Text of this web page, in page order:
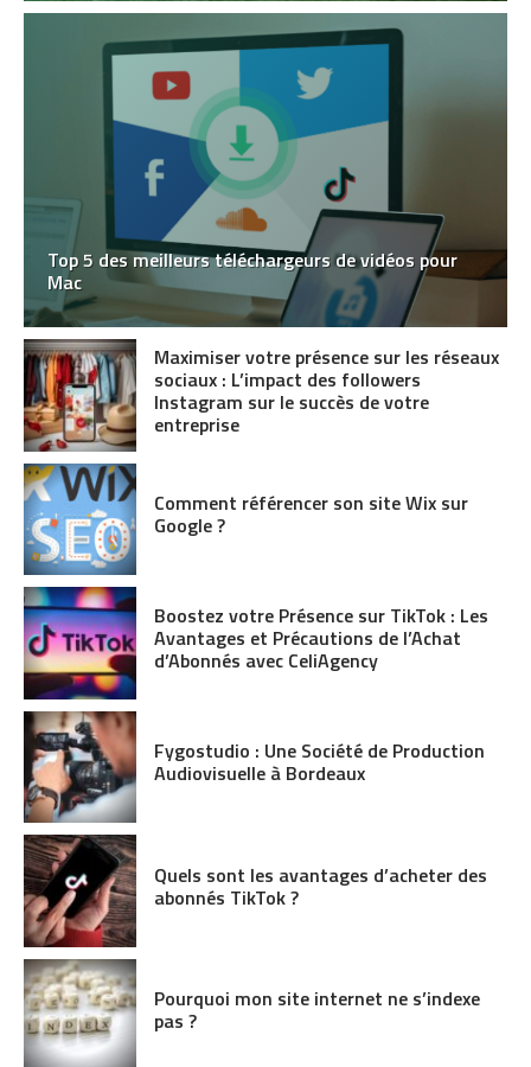
Top 5 des meilleurs téléchargeurs de vidéos pour
Mac
Maximiser votre présence sur les réseaux
sociaux : L’impact des followers
Instagram sur le succès de votre
entreprise
Comment référencer son site Wix sur
Google ?
Boostez votre Présence sur TikTok : Les
Avantages et Précautions de l’Achat
d’Abonnés avec CeliAgency
Fygostudio : Une Société de Production
Audiovisuelle à Bordeaux
Quels sont les avantages d’acheter des
abonnés TikTok ?
Pourquoi mon site internet ne s’indexe
pas ?